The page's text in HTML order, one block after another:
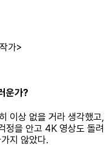
가>
운가?
이상 없을 거라 생각했고,
정을 안고 4K 영상도 돌려
지 않았다.